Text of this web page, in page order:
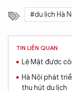
#du lịch Hà
TIN LIÊN QUAN
Lệ Mật được
Hà Nội phát
thu hút du lịch